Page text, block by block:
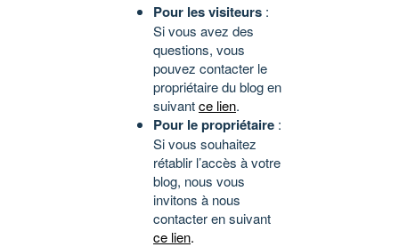
Pour les visiteurs :
Si vous avez des
questions, vous
pouvez contacter le
propriétaire du blog en
suivantce lien.
Pour le propriétaire :
Si vous souhaitez
rétablir l’accès à votre
blog, nous vous
invitons à nous
contacter en suivant
ce lien.